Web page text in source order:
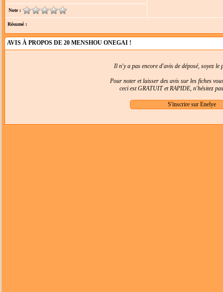
Note :
Résumé :
AVIS À PROPOS DE 20 MENSHOU ONEGAI !
Il n'y a pas encore d'avis de déposé, soyez
Pour noter et laisser des avis sur les fiches
ceci est GRATUIT et RAPIDE, n'hésitez